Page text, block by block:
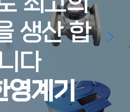
생산 합
니다
영계기